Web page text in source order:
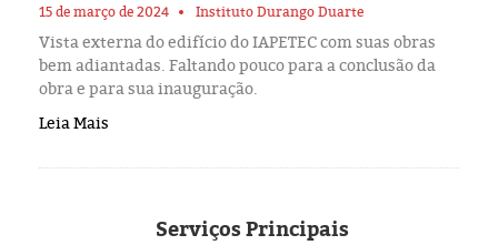
15 de março de 2024 Instituto Durango Duarte
Vista externa do edifício do IAPETEC com suas obras
bem adiantadas. Faltando pouco para a conclusão da
obra e para sua inauguração.
Leia Mais
ServiçosPrincipais